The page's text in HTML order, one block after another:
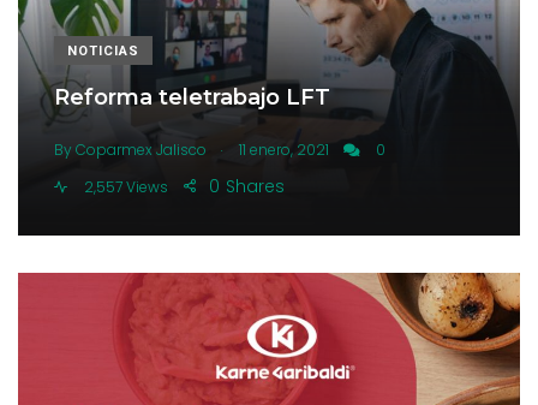
NOTICIAS
Reforma teletrabajo LFT
ByCoparmex Jalisco . 11 enero, 2021
0
2,557 Views
Shares
0